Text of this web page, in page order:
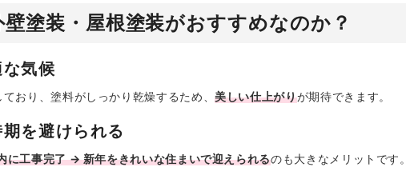
塗装・屋根塗装がおすすめなのか？
気候
おり、塗料がしっかり乾燥するため、美しい仕上がりが期待できます。
を避けられる
に工事完了 → 新年をきれいな住まいで迎えられるのも大きなメリットです。